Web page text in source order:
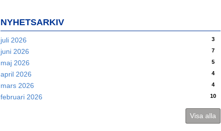
NYHETSARKIV
juli 2026 3
juni 2026 7
maj 2026 5
april 2026 4
mars 2026 4
februari 2026 10
Visa alla